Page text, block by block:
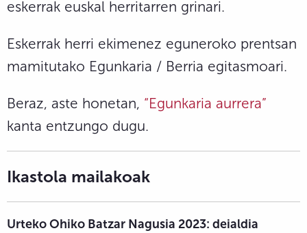
eskerrak euskal herritarren grinari.
Eskerrak herri ekimenez eguneroko prentsan
mamitutako Egunkaria / Berria egitasmoari.
Beraz, aste honetan, “Egunkaria aurrera”
kanta entzungo dugu.
Ikastola mailakoak
Urteko Ohiko Batzar Nagusia 2023: deialdia